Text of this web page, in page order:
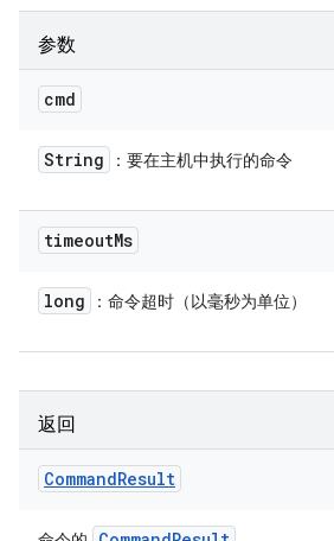
参数
cmd
String ：要在主机中执行的命令
timeoutMs
long ：命令超时（以毫秒为单位）
返回
CommandResult